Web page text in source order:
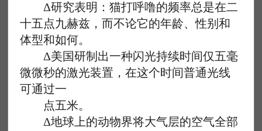
Δ研究表明：猫打呼噜的频率总是在二
十五点九赫兹，而不论它的年龄、性别和
体型和如何。
Δ美国研制出一种闪光持续时间仅五毫
微微秒的激光装置，在这个时间普通光线
可通过一
点五米。
Δ地球上的动物界将大气层的空气全部